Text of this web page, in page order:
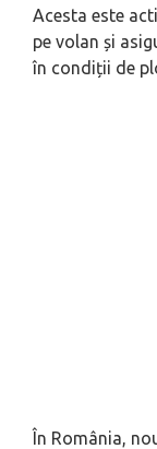
Acesta este
pe volan și
în condiții de
În România,